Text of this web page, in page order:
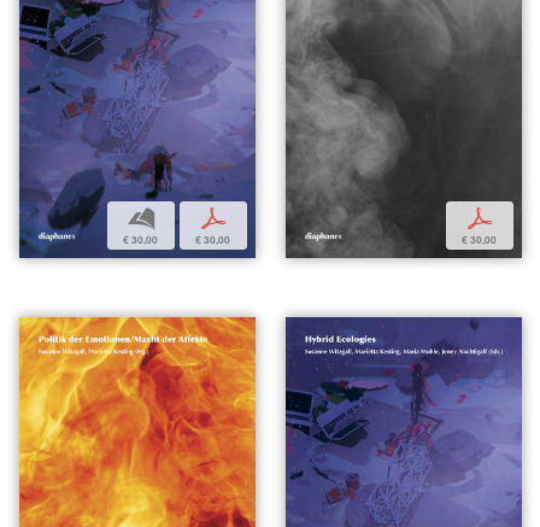
b
€ 30,00
p
€ 30,00
p
€ 30,00